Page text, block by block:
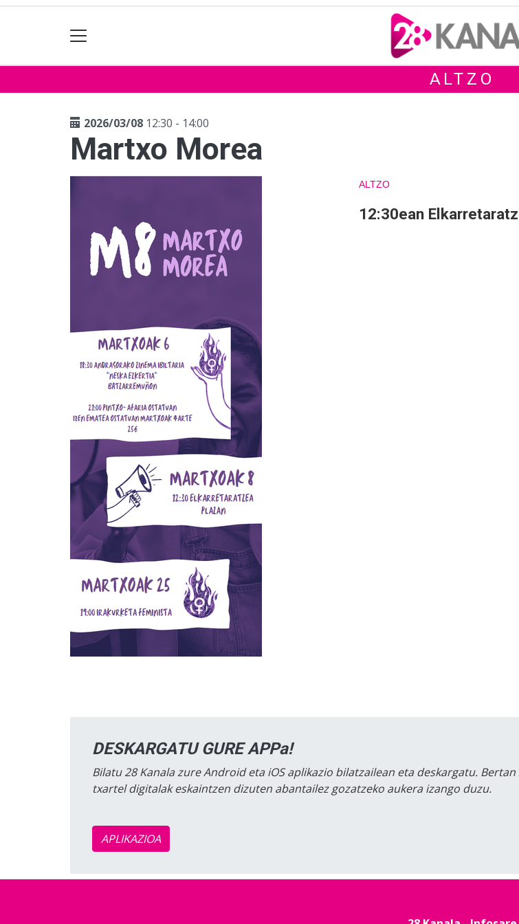
ALTZO
2026/03/08 12:30 - 14:00
Martxo Morea
ALTZO
12:30ean
DESKARGATU GURE APPa!
Bilatu 28 Kanala zure Android eta iOS aplikazio bilatzailean eta deskargatu. Bertan
txartel digitalak eskaintzen dizuten abantailez gozatzeko aukera izango duzu.
APLIKAZIOA